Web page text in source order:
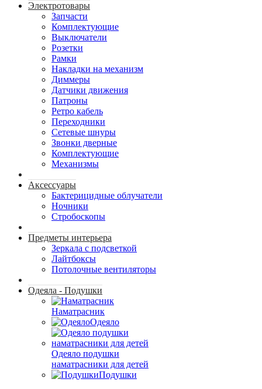
Электротовары
Запчасти
Комплектующие
Выключатели
Розетки
Рамки
Накладки на механизм
Диммеры
Датчики движения
Патроны
Ретро кабель
Переходники
Сетевые шнуры
Звонки дверные
Комплектующие
Механизмы
Аксессуары
Бактерицидные облучатели
Ночники
Стробоскопы
Предметы интерьера
Зеркала с подсветкой
Лайтбоксы
Потолочные вентиляторы
Одеяла - Подушки
Наматрасник
Одеяло
Одеяло подушки
наматрасники для детей
Подушки